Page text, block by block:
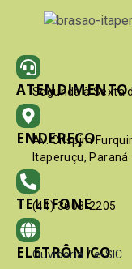
ATENDIMENTO
Segunda à Sexta
ENDEREÇO
Av. Crispim
Itaperuçu, Paraná
TELEFONE
(41) 3603-2205
ELETRÔNICO
Ouvidoria / e-SIC